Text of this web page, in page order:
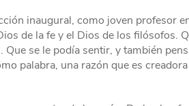
inaugural, como joven profesor
de la fe y el Dios de los filósofos.
Que se le podía sentir, y también
palabra, una razón que es